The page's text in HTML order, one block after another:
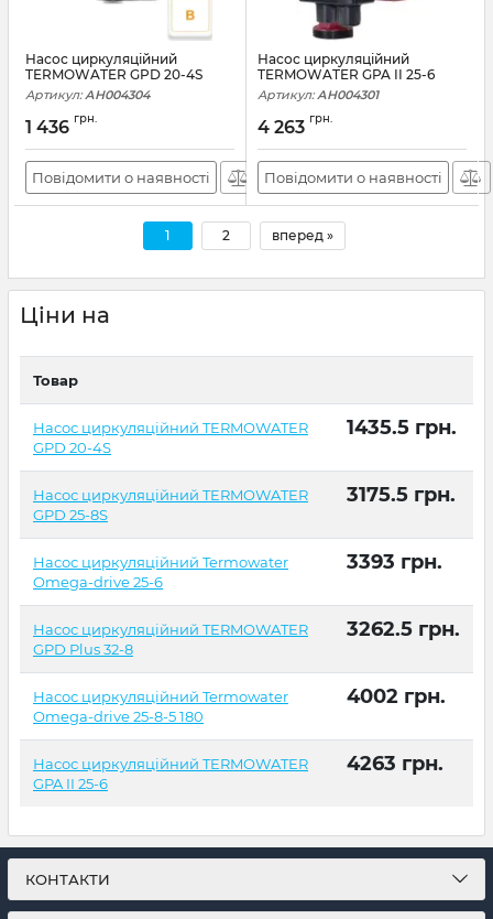
Насос циркуляційний
TERMOWATER GPD 20-4S
Артикул: АН004304
1 436 грн.
Повідомити о наявності
Насос циркуляційний
TERMOWATER GPA II 25-6
Артикул: АН004301
4 263 грн.
Повідомити о наявності
1 2 вперед »
Ціни на
Товар
Насос циркуляційний TERMOWATER
GPD 20-4S
1435.5 грн.
Насос циркуляційний TERMOWATER
GPD 25-8S
3175.5 грн.
Насос циркуляційний Termowater
Omega-drive 25-6
3393 грн.
Насос циркуляційний TERMOWATER
GPD Plus 32-8
3262.5 грн.
Насос циркуляційний Termowater
Omega-drive 25-8-5 180
4002 грн.
Насос циркуляційний TERMOWATER
GPA II 25-6
4263 грн.
КОНТАКТИ